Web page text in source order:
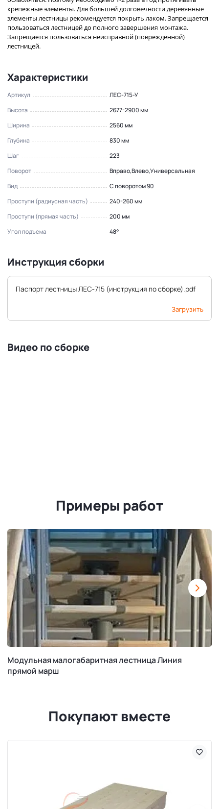
крепежные элементы. Для большей долговечности деревянные
элементы лестницы рекомендуется покрыть лаком. Запрещается
пользоваться лестницей до полного завершения монтажа.
Запрещается пользоваться неисправной (поврежденной)
лестницей.
Характеристики
Артикул
ЛЕС-715-У
Высота
2677-2900 мм
Ширина
2560 мм
Глубина
830 мм
Шаг
223
Поворот
Вправо,Влево,Универсальная
Вид
С поворотом 90
Проступи (радиусная часть)
240-260 мм
Проступи (прямая часть)
200 мм
Угол подъема
48°
Инструкция сборки
Паспорт лестницы ЛЕС-715 (инструкция по сборке).pdf
Загрузить
Видео по сборке
Примеры работ
Модульная малогабаритная лестница Линия
прямой марш
Покупают вместе